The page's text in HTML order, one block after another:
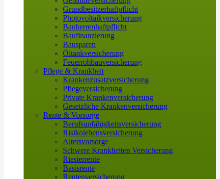
Grundbesitzerhaftpflicht
Photovoltaikversicherung
Bauherrenhaftpflicht
Baufinanzierung
Bausparen
Öltankversicherung
Feuerrohbauversicherung
Pflege & Krankheit
Krankenzusatzversicherung
Pflegeversicherung
Private Krankenversicherung
Gesetzliche Krankenversicherung
Rente & Vorsorge
Berufs­unfähigkeitsversicherung
Risikolebensversicherung
Altersvorsorge
Schwere Krankheiten Versicherung
Riesterrente
Basisrente
Rentenversicherung